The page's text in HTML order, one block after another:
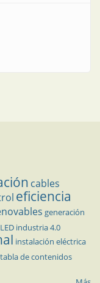
cables
eficiencia
generación
industria 4.0
instalación eléctrica
tabla de contenidos